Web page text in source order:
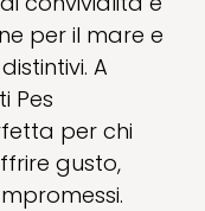
per il mare e
A
Pes
per chi
gusto,